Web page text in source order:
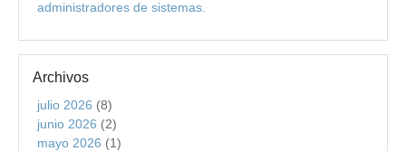
administradores de sistemas.
Archivos
julio 2026 (8)
junio 2026 (2)
mayo 2026 (1)